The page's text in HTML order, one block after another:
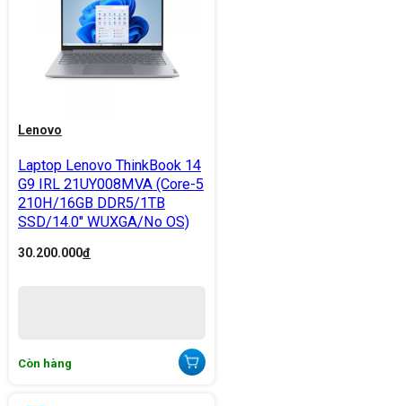
Lenovo
Laptop Lenovo ThinkBook 14
G9 IRL 21UY008MVA (Core-5
210H/16GB DDR5/1TB
SSD/14.0" WUXGA/No OS)
30.200.000đ
Còn hàng